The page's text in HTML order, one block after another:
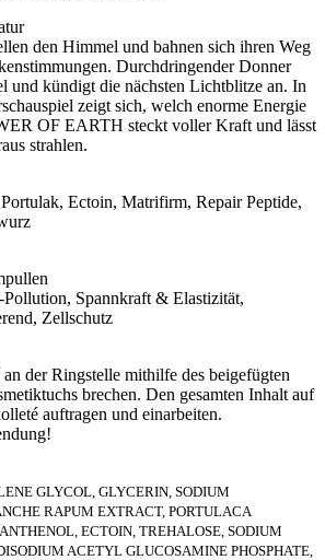
den Himmel und bahnen sich ihren Weg
Durchdringender Donner
und kündigt die nächsten Lichtblitze an. In
zeigt sich, welch enorme Energie
OF EARTH steckt voller Kraft und lässt
strahlen.
Ectoin, Matrifirm, Repair Peptide,
Spannkraft & Elastizität,
Zellschutz
der Ringstelle mithilfe des beigefügten
brechen. Den gesamten Inhalt auf
auftragen und einarbeiten.
GLYCOL, GLYCERIN, SODIUM
RAPUM EXTRACT, PORTULACA
ECTOIN, TREHALOSE, SODIUM
ACETYL GLUCOSAMINE PHOSPHATE,